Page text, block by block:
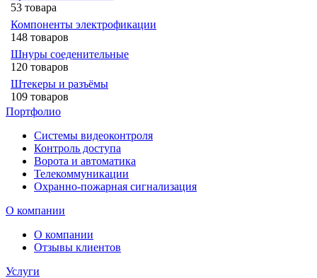
53 товара
Компоненты электрофикации
148 товаров
Шнуры соеденительные
120 товаров
Штекеры и разъёмы
109 товаров
Портфолио
Системы видеоконтроля
Контроль доступа
Ворота и автоматика
Телекоммуникации
Охранно-пожарная сигнализация
О компании
О компании
Отзывы клиентов
Услуги